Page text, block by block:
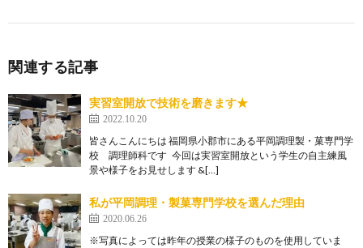
関連する記事
実習室開放で技術を磨きます★
2022.10.20
皆さんこんにちは 福岡県小郡市にある平岡調理製・菓専門学
校 調理師科です 今回は実習室開放という学生の自主練風
景や様子をお見せします &[…]
私が平岡調理・製菓専門学校を選んだ理由
2020.06.26
※写真によっては昨年の授業の様子のものを使用していま